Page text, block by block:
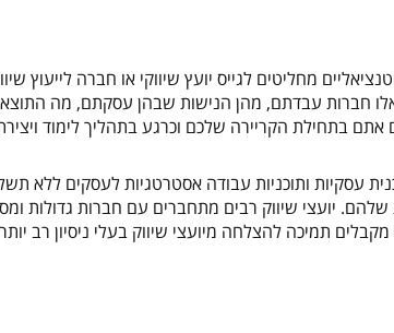
מחליטים לגייס יועץ שיווקי או חברה לייעוץ
אלו חברות עבדתם, מהן הנישות שבהן עסקתם, מה
בתחילת הקריירה שלכם וכרגע בתהליך לימוד ויצירת
עסקיות ותוכניות עבודה אסטרטגיות לעסקים ללא
יועצי שיווק רבים מתחברים עם חברות גדולות
תמיכה להצלחה מיועצי שיווק בעלי ניסיון רב